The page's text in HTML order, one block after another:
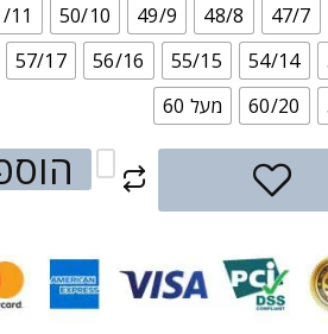
47/7
48/8
49/9
50/10
11
54/14
55/15
56/16
57/17
60/20 מעל 60